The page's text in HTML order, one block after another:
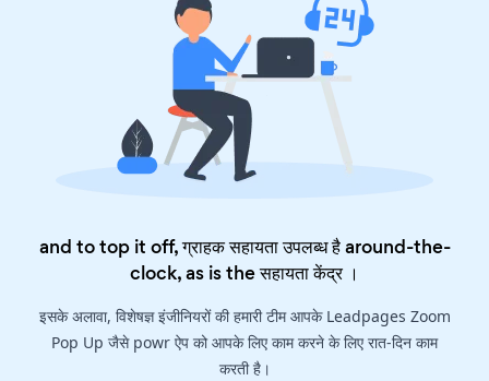
and to top it off, ग्राहक सहायता उपलब्ध है around-the-
clock, as is theसहायता केंद्र।
इसके अलावा, विशेषज्ञ इंजीनियरों की हमारी टीम आपके Leadpages Zoom
Pop Up जैसे powr ऐप को आपके लिए काम करने के लिए रात-दिन काम
करती है।